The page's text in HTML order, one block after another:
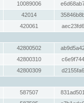
10089006
42014
420061
42800502
42800310
42800309
587507